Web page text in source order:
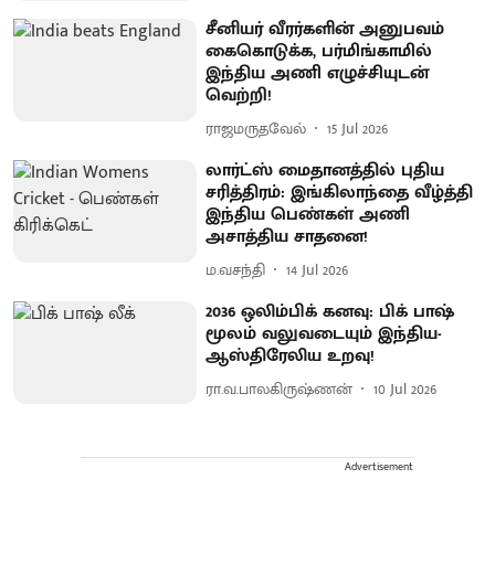
சீனியர் வீரர்களின் அனுபவம்
கைகொடுக்க, பர்மிங்காமில்
இந்திய அணி எழுச்சியுடன்
வெற்றி!
ராஜமருதவேல் 15 Jul 2026
லார்ட்ஸ் மைதானத்தில் புதிய
சரித்திரம்: இங்கிலாந்தை வீழ்த்தி
இந்திய பெண்கள் அணி
அசாத்திய சாதனை!
ம.வசந்தி 14 Jul 2026
2036 ஒலிம்பிக் கனவு: பிக் பாஷ்
மூலம் வலுவடையும் இந்திய-
ஆஸ்திரேலிய உறவு!
ரா.வ.பாலகிருஷ்ணன் 10 Jul 2026
Advertisement